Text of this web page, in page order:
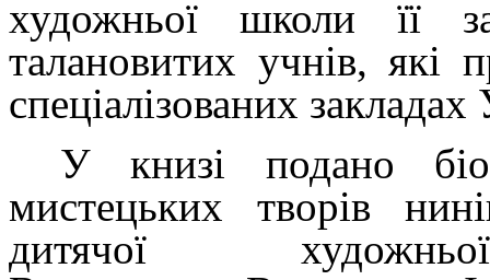
художньої школи її
талановитих учнів,
спеціалізованих
У книзі подано
мистецьких творів
дитячої